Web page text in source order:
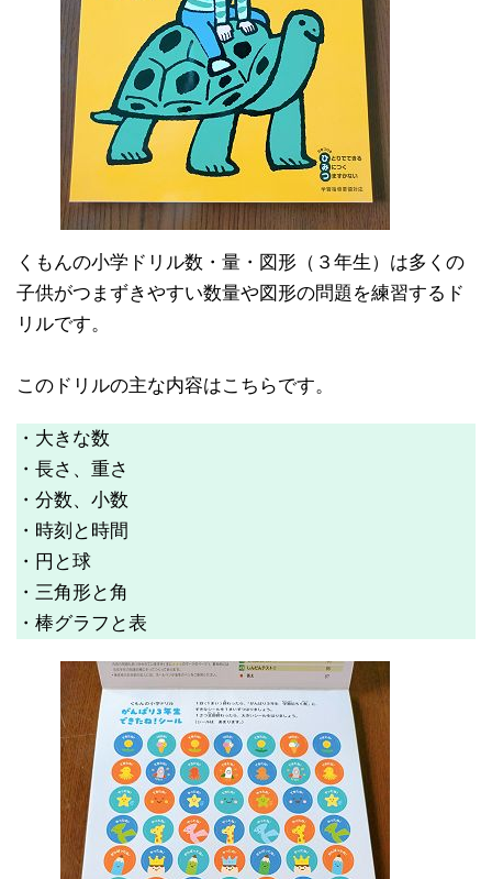
くもんの小学ドリル数・量・図形（３年生）は多くの
子供がつまずきやすい数量や図形の問題を練習するド
リルです。
このドリルの主な内容はこちらです。
・大きな数
・長さ、重さ
・分数、小数
・時刻と時間
・円と球
・三角形と角
・棒グラフと表